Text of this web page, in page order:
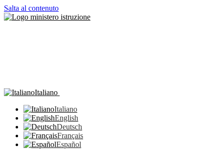
Salta al contenuto
Italiano
Italiano
English
Deutsch
Français
Español